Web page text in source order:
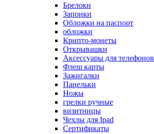
Брелоки
Запонки
Обложки на паспорт
обложки
Крипто-монеты
Открывашки
Аксессуары для телефонов
Флеш карты
Зажигалки
Панельки
Ножы
грелки ручные
визитницы
Чехлы для Ipad
Сертификаты